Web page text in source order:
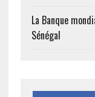
La Banque
Sénégal